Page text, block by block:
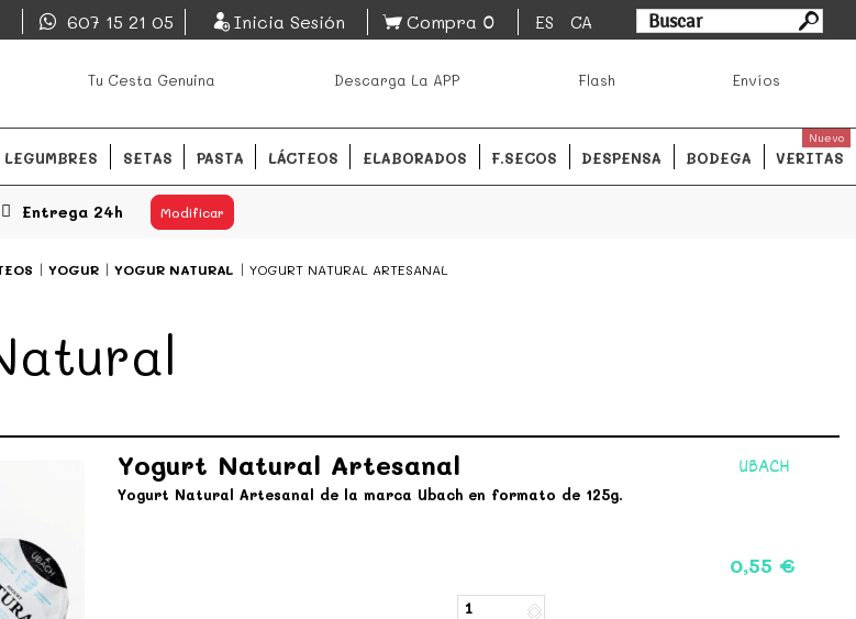
de
EsDeMercado.com
Barcelona y de productores locales.
607 15 21 05 Inicia Sesión Compra 0 ES CA
Tu Cesta Genuina Descarga La APP Flash Envíos
LEGUMBRES SETAS PASTA LÁCTEOS ELABORADOS F.SECOS DESPENSA BODEGA VERITAS
Nuevo
Entrega 24h Modificar
YOGUR YOGUR NATURAL YOGURT NATURAL ARTESANAL
UBACH
Yogurt Natural Artesanal
Yogurt Natural Artesanal de la marca Ubach en formato de 125g.
0,55 €